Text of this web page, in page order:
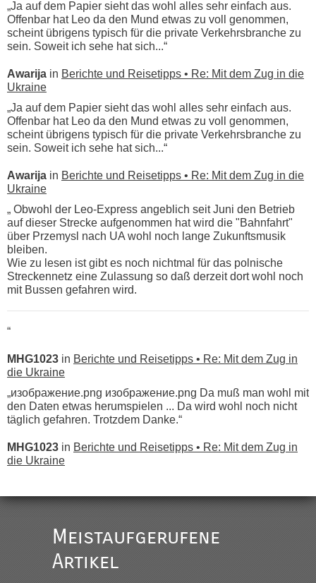
„Ja auf dem Papier sieht das wohl alles sehr einfach aus.
Offenbar hat Leo da den Mund etwas zu voll genommen,
scheint übrigens typisch für die private Verkehrsbranche zu
sein. Soweit ich sehe hat sich...“
Awarija in Berichte und Reisetipps • Re: Mit dem Zug in die
Ukraine
„Ja auf dem Papier sieht das wohl alles sehr einfach aus.
Offenbar hat Leo da den Mund etwas zu voll genommen,
scheint übrigens typisch für die private Verkehrsbranche zu
sein. Soweit ich sehe hat sich...“
Awarija in Berichte und Reisetipps • Re: Mit dem Zug in die
Ukraine
„ Obwohl der Leo-Express angeblich seit Juni den Betrieb
auf dieser Strecke aufgenommen hat wird die "Bahnfahrt"
über Przemysl nach UA wohl noch lange Zukunftsmusik
bleiben.
Wie zu lesen ist gibt es noch nichtmal für das polnische
Streckennetz eine Zulassung so daß derzeit dort wohl noch
mit Bussen gefahren wird.
“
MHG1023 in Berichte und Reisetipps • Re: Mit dem Zug in
die Ukraine
„изображение.png изображение.png Da muß man wohl mit
den Daten etwas herumspielen ... Da wird wohl noch nicht
täglich gefahren. Trotzdem Danke.“
MHG1023 in Berichte und Reisetipps • Re: Mit dem Zug in
die Ukraine
Ist korrekt, aber ich finde man hätte trotzdem im Text gleich
darauf hinweisen können.
War aber nicht "böse" gemeint ...
Meistaufgerufene
Artikel